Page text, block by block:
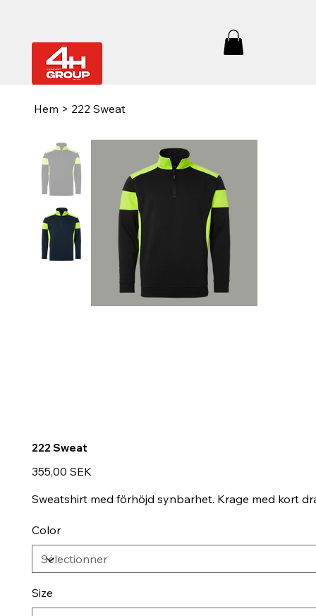
Hem > 222 Sweat
222 Sweat
Prix
355,00 SEK
Sweatshirt med förhöjd synbarhet. Krage med kort
Color
Size